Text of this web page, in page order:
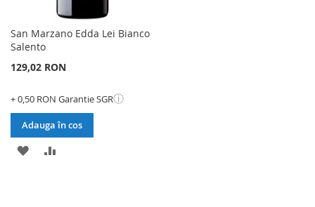
San Marzano Edda Lei Bianco
Salento
129,02 RON
+ 0,50 RON Garantie SGRⓘ
Adauga în cos
ADAUGATI